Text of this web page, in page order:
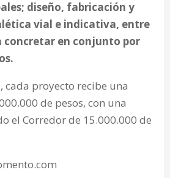
diseño, fabricación y
vial e indicativa, entre
concretar en conjunto por
cada proyecto recibe una
de pesos, con una
el Corredor de 15.000.000 de